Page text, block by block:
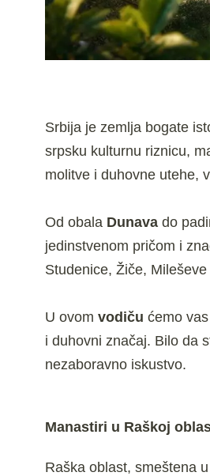
Srbija je zemlja bogate
srpsku kulturnu riznicu,
molitve i duhovne utehe,
Od obala Dunava do
jedinstvenom pričom i
Studenice, Žiče,
U ovom vodiču ćemo
i duhovni značaj. Bilo da
nezaboravno iskustvo.
Manastiri u Raškoj
Raška oblast, smeštena